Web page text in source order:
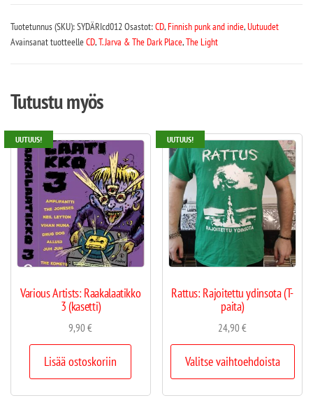
Tuotetunnus (SKU):SYDÄRIcd012Osastot:CD,Finnish punk and indie,Uutuudet
Avainsanat tuotteelleCD,T. Jarva & The Dark Place,The Light
Tutustu myös
UUTUUS!
Various Artists: Raakalaatikko
3 (kasetti)
9,90€
Lisää ostoskoriin
UUTUUS!
Rattus: Rajoitettu ydinsota (T-
paita)
24,90€
Valitse vaihtoehdoista